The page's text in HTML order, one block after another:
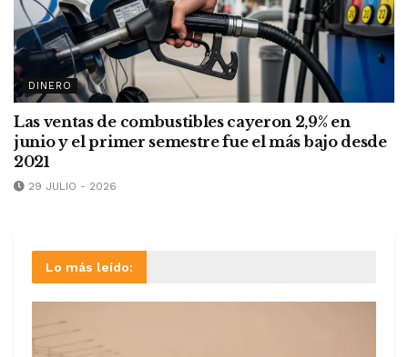
DINERO
Las ventas de combustibles cayeron 2,9% en
junio y el primer semestre fue el más bajo desde
2021
29 JULIO - 2026
Lo más leído: